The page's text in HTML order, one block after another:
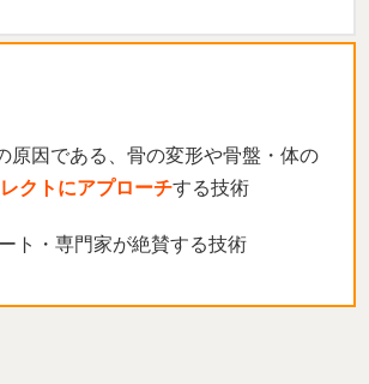
因である、骨の変形や骨盤・体の
クトにアプローチする技術
ト・専門家が絶賛する技術